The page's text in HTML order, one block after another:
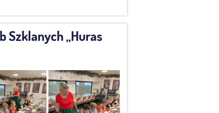
Szklanych „Huras